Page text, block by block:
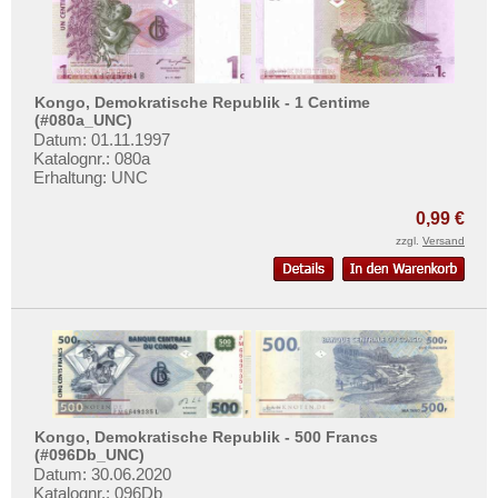
Uruguay
USA
Venezuela
Kongo, Demokratische Republik - 1 Centime
(#080a_UNC)
Datum: 01.11.1997
Katalognr.: 080a
Erhaltung: UNC
0,99 €
zzgl. Versand
Kongo, Demokratische Republik - 500 Francs
(#096Db_UNC)
Datum: 30.06.2020
Katalognr.: 096Db